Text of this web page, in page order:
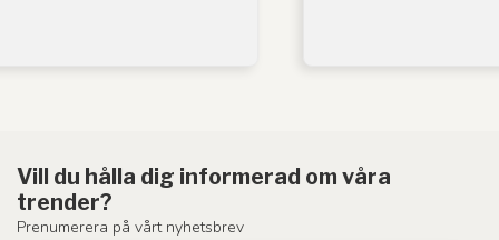
Vill du hålla dig informerad om våra
trender?
Prenumerera på vårt nyhetsbrev